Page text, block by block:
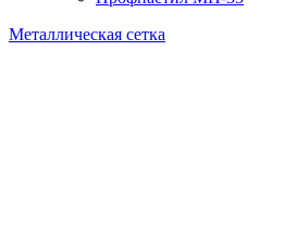
Металлическая сетка